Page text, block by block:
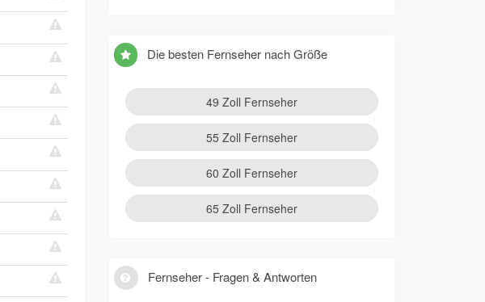
Die besten Fernseher nach Größe
49 Zoll Fernseher
55 Zoll Fernseher
60 Zoll Fernseher
65 Zoll Fernseher
Fernseher - Fragen & Antworten